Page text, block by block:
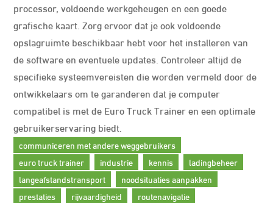
processor, voldoende werkgeheugen en een goede
grafische kaart. Zorg ervoor dat je ook voldoende
opslagruimte beschikbaar hebt voor het installeren van
de software en eventuele updates. Controleer altijd de
specifieke systeemvereisten die worden vermeld door de
ontwikkelaars om te garanderen dat je computer
compatibel is met de Euro Truck Trainer en een optimale
gebruikerservaring biedt.
communiceren met andere weggebruikers
euro truck trainer
industrie kennis
ladingbeheer
langeafstandstransport
noodsituaties aanpakken
prestaties
rijvaardigheid
routenavigatie